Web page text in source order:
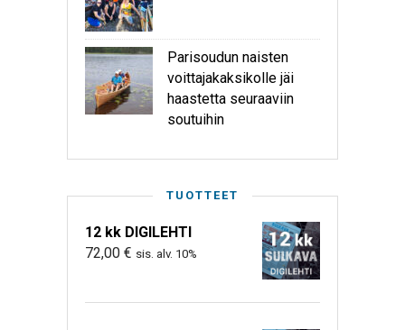
Parisoudun naisten
voittajakaksikolle jäi
haastetta seuraaviin
soutuihin
TUOTTEET
12 kk DIGILEHTI
72,00 € sis. alv. 10%